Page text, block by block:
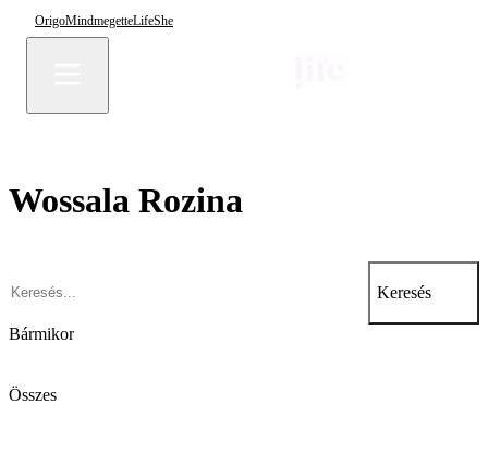
OrigoMindmegetteLifeShe
Wossala Rozina
Keresés
Bármikor
Összes